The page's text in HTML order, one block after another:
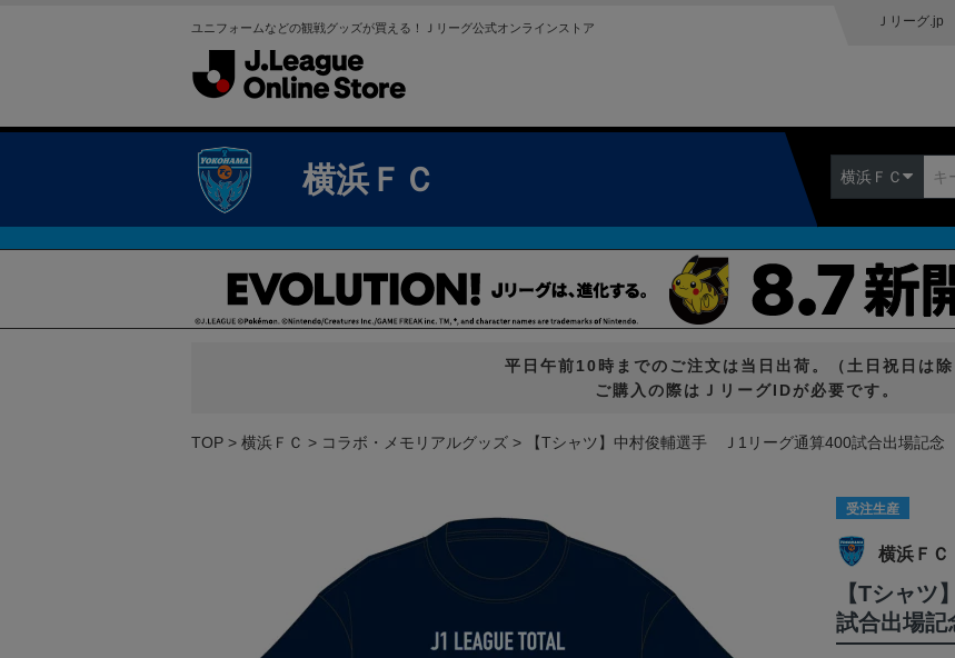
ユニフォームなどの観戦グッズが買える！Ｊリーグ公式オンラインストア Ｊリーグ.jp
横浜ＦＣ 横浜ＦＣ
平日午前10時までのご注文は当日出荷。（土日祝日は除
ご購入の際はＪリーグIDが必要です。
TOP 横浜ＦＣ コラボ・メモリアルグッズ 【Tシャツ】中村俊輔選手 Ｊ1リーグ通算400試合出場記念
受注生産
横浜ＦＣ
【Tシャ
試合出場記